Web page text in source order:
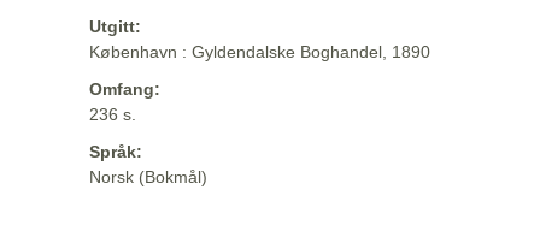
Utgitt:
København : Gyldendalske Boghandel, 1890
Omfang:
236 s.
Språk:
Norsk (Bokmål)